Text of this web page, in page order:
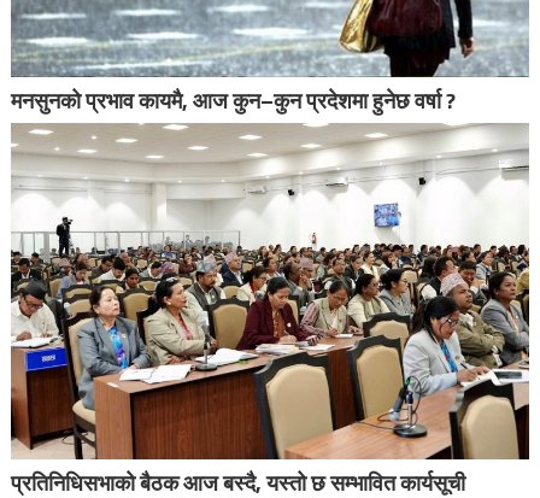
मनसुनको प्रभाव कायमै, आज कुन–कुन प्रदेशमा हुनेछ वर्षा ?
प्रतिनिधिसभाको बैठक आज बस्दै, यस्तो छ सम्भावित कार्यसूची